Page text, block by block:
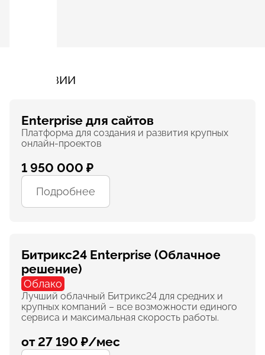
Лицензии
Enterprise для сайтов
Платформа для создания и развития крупных
онлайн-проектов
Подробнее
1 950 000 ₽
Битрикс24 Enterprise (Облачное
решение)
Облако
Лучший облачный Битрикс24 для средних и
крупных компаний – все возможности единого
сервиса и максимальная скорость работы.
от 27 190 ₽/мес